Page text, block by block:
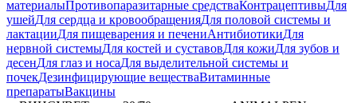
материалыПротивопаразитарные средстваКонтрацептивыДля
ушейДля сердца и кровообращенияДля половой системы и
лактацииДля пищеварения и печениАнтибиотикиДля
нервной системыДля костей и суставовДля кожиДля зубов и
десенДля глаз и носаДля выделительной системы и
почекДезинфицирующие веществаВитаминные
препаратыВакцины